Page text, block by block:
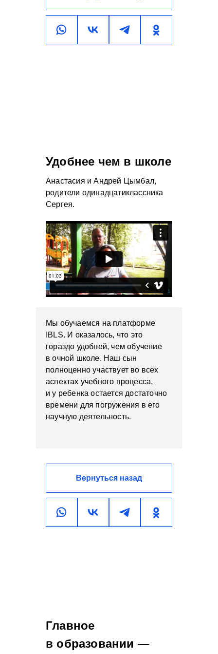
Удобнее чем в школе
Вернуться назад
Анастасия и Андрей Цымбал,
родители одинадцатиклассника
Сергея.
Мы обучаемся на платформе
IBLS. И оказалось, что это
гораздо удобней, чем обучение
в очной школе. Наш сын
полноценно участвует во всех
аспектах учебного процесса,
и у ребенка остается достаточно
времени для погружения в его
научную деятельность.
Главное
в образовании —